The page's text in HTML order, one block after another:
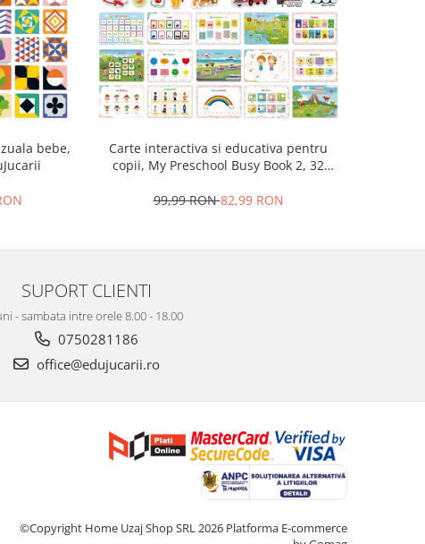
bebe,
Carte interactiva si educativa pentru
copii, My Preschool Busy Book 2, 32
repozitionabile, Limba Engleza, 3 ani+,
99,99 RON82,99 RON
SUPORT CLIENTI
- sambata intre orele 8.00 - 18.00
0750281186
office@edujucarii.ro
©Copyright Home Uzaj Shop SRL 2026 Platforma E-commerce